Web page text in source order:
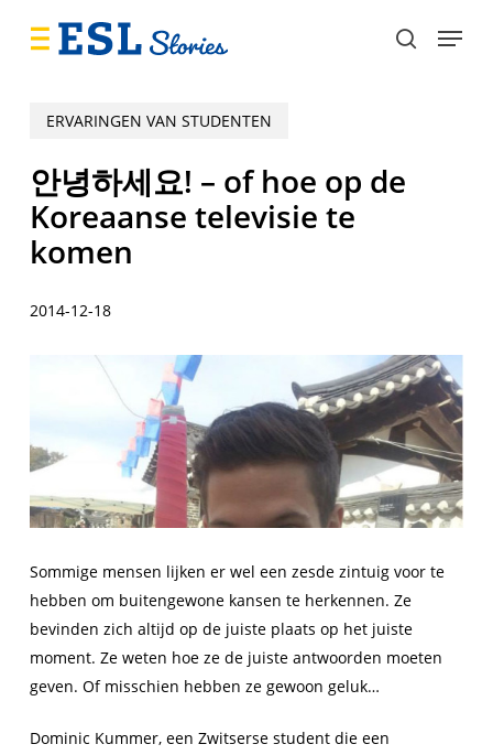
search
Menu
ERVARINGEN VAN STUDENTEN
안녕하세요! – of hoe op de
Koreaanse televisie te
komen
2014-12-18
Sommige mensen lijken er wel een zesde zintuig voor te
hebben om buitengewone kansen te herkennen. Ze
bevinden zich altijd op de juiste plaats op het juiste
moment. Ze weten hoe ze de juiste antwoorden moeten
geven. Of misschien hebben ze gewoon geluk…
Dominic Kummer, een Zwitserse student die een